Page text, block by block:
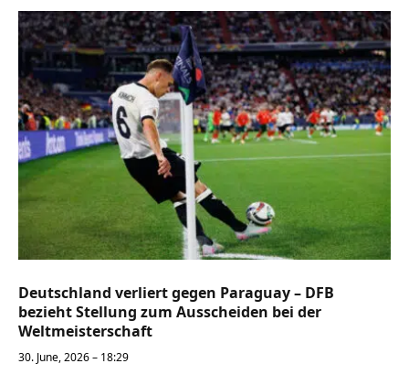
Deutschland verliert gegen Paraguay – DFB
bezieht Stellung zum Ausscheiden bei der
Weltmeisterschaft
30. June, 2026 – 18:29